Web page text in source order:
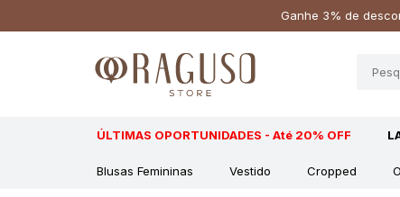
Ganhe 3% de
ÚLTIMAS OPORTUNIDADES - Até 20% OFF
Blusas Femininas Vestido Cropped